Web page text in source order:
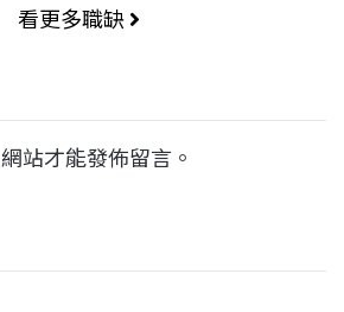
看更多職缺
網站才能發佈留言。